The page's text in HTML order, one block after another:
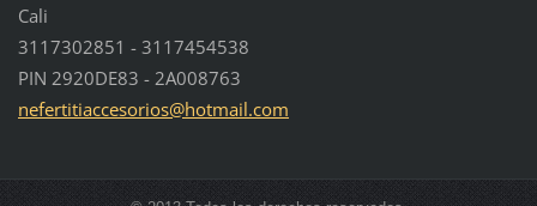
Cali
3117302851 - 3117454538
PIN 2920DE83 - 2A008763
nefertitiaccesorios@hotmail.com